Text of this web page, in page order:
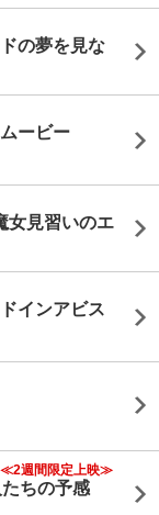
の夢を見な
ービー
女見習いのエ
インアビス
≪2週間限定上映≫
ちの予感